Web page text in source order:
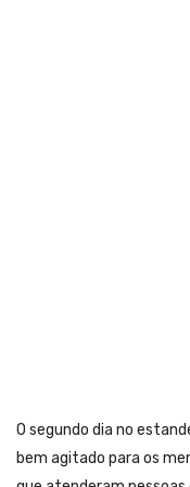
O segundo dia no
bem agitado para os